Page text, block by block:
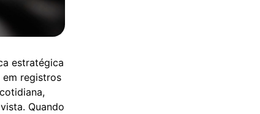
estratégica
em registros
Quando